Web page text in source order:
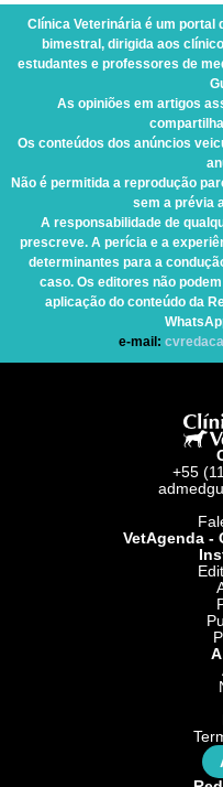
Clínica Veterinária é um portal
bimestral, dirigida aos
estudantes e professores de
As opiniões em artigos
Os conteúdos dos anúncios
Não é permitida a reprodução
sem a prévia
A responsabilidade de
prescreve. A perícia e a
determinantes para a
caso. Os editores não
aplicação do conteúdo da
e-mail:
+55
VetAgenda -